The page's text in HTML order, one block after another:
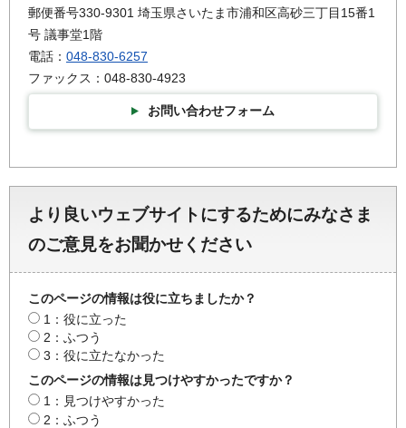
郵便番号330-9301 埼玉県さいたま市浦和区高砂三丁目15番1
号 議事堂1階
電話： 048-830-6257
ファックス：048-830-4923
お問い合わせフォーム
より良いウェブサイトにするためにみなさま
のご意見をお聞かせください
このページの情報は役に立ちましたか？
1：役に立った
2：ふつう
3：役に立たなかった
このページの情報は見つけやすかったですか？
1：見つけやすかった
2：ふつう